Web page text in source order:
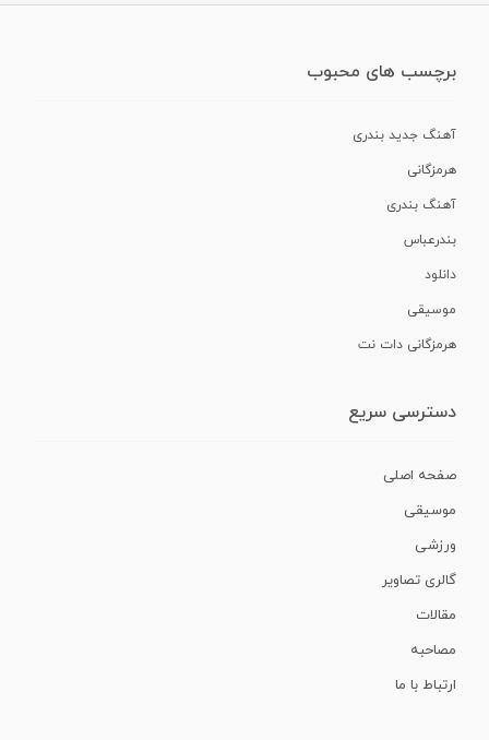
برچسب های محبوب
آهنگ جدید بندری
هرمزگانی
آهنگ بندری
بندرعباس
دانلود
موسیقی
هرمزگانی دات نت
دسترسی سریع
صفحه اصلی
موسیقی
ورزشی
گالری تصاویر
مقالات
مصاحبه
ارتباط با ما